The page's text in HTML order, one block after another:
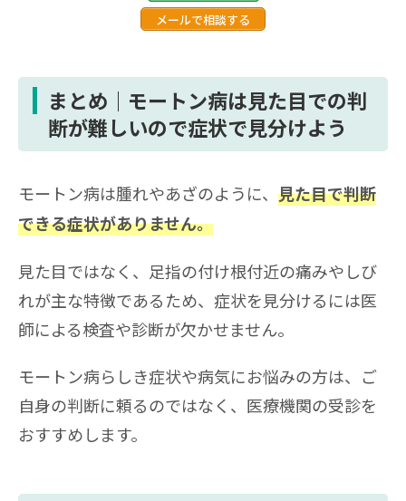
メールで相談する
まとめ｜モートン病は見た目での判
断が難しいので症状で見分けよう
モートン病は腫れやあざのように、 見た目で判断
できる症状がありません。
見た目ではなく、足指の付け根付近の痛みやしび
れが主な特徴であるため、症状を見分けるには医
師による検査や診断が欠かせません。
モートン病らしき症状や病気にお悩みの方は、ご
自身の判断に頼るのではなく、医療機関の受診を
おすすめします。